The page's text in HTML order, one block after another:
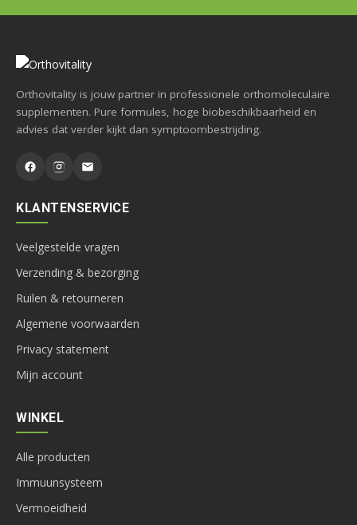
Orthovitality is jouw partner in professionele orthomoleculaire
supplementen. Pure formules, hoge biobeschikbaarheid en
advies dat verder kijkt dan symptoombestrijding.
KLANTENSERVICE
Veelgestelde vragen
Verzending & bezorging
Ruilen & retourneren
Algemene voorwaarden
Privacy statement
Mijn account
WINKEL
Alle producten
Immuunsysteem
Vermoeidheid